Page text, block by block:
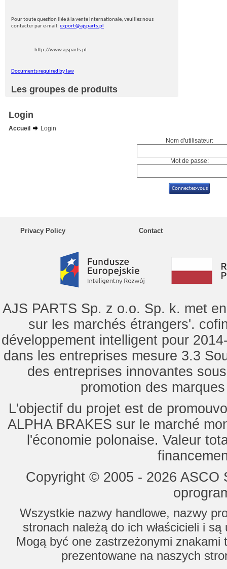
Pour toute question liée à la vente internationale, veuillez nous
contacter par e-mail: export@ajsparts.pl
http://www.ajsparts.pl
Documents required by law
Les groupes de produits
Login
Accueil
Login
Nom d'utilisateur:
Mot de passe:
Privacy Policy Contact
AJS PARTS Sp. z o.o. Sp. k. met
sur les marchés étrangers'.
développement intelligent pour
dans les entreprises mesure 3.3
des entreprises innovantes
promotion des
L'objectif du projet est de
ALPHA BRAKES sur le marché
l'économie polonaise. Valeur
Copyright © 2005 - 2026
Wszystkie nazwy handlowe, nazwy
stronach należą do ich właścicieli i
Mogą być one zastrzeżonymi znakami
prezentowane na naszych